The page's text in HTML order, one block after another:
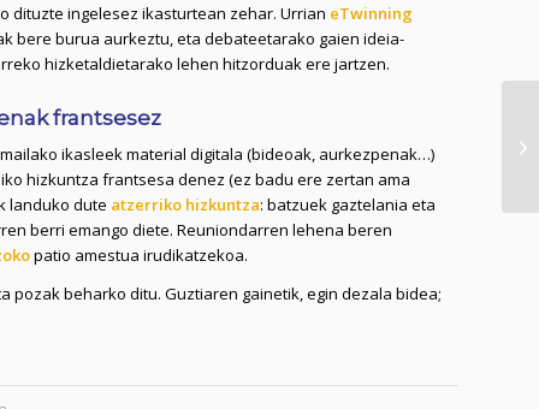
dituzte ingelesez ikasturtean zehar. Urrian eTwinning
bere burua aurkeztu, eta debateetarako gaien ideia-
hizketaldietarako lehen hitzorduak ere jartzen.
frantsesez
ikasleek material digitala (bideoak, aurkezpenak…)
hizkuntza frantsesa denez (ez badu ere zertan ama
landuko dute atzerriko hizkuntza: batzuek gaztelania eta
berri emango diete. Reuniondarren lehena beren
patio amestua irudikatzekoa.
beharko ditu. Guztiaren gainetik, egin dezala bidea;